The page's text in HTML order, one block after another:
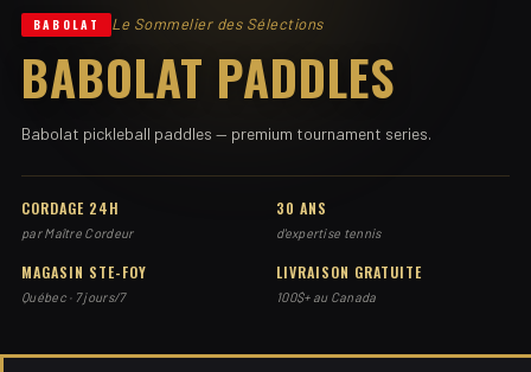
Le Sommelier des Sélections
BABOLAT PADDLES
Babolat pickleball paddles — premium tournament series.
CORDAGE 24H
par Maître Cordeur
30 ANS
d'expertise tennis
MAGASIN STE-FOY
Québec · 7 jours/7
LIVRAISON GRATUITE
100$+ au Canada